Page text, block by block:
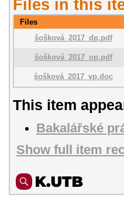
Files in this
Files
šošková_2017_dp.pdf
šošková_2017_op.pdf
šošková_2017_vp.doc
This item
Bakalářské
Show full item